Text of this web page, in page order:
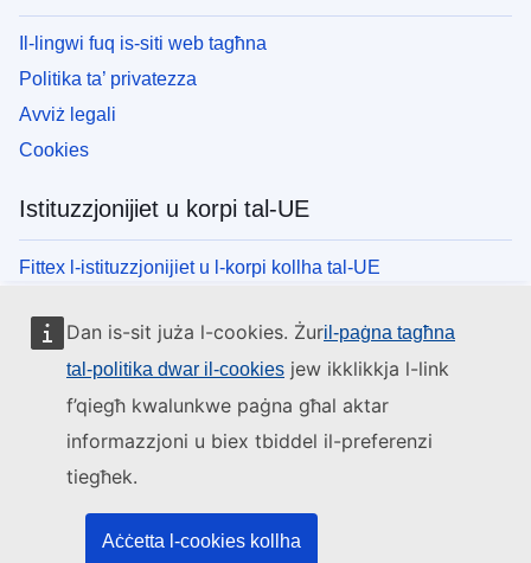
Dan is-sit juża l-cookies. Żuril-paġna tagħna
tal-politika dwar il-cookies jew ikklikkja l-link
f’qiegħ kwalunkwe paġna għal aktar
informazzjoni u biex tbiddel il-preferenzi
tiegħek.
Aċċetta l-cookies kollha
Il-lingwi fuq is-siti web tagħna
Politika ta’ privatezza
Avviż legali
Cookies
Istituzzjonijiet u korpi tal-UE
Fittex l-istituzzjonijiet u l-korpi kollha tal-UE